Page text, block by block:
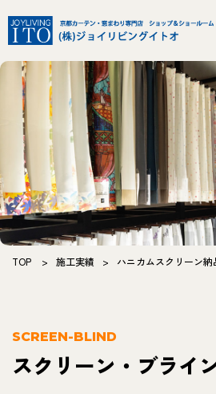
TOP > 施工実績 > ハニカムスクリーン
SCREEN-BLIND
スクリーン・ブライ